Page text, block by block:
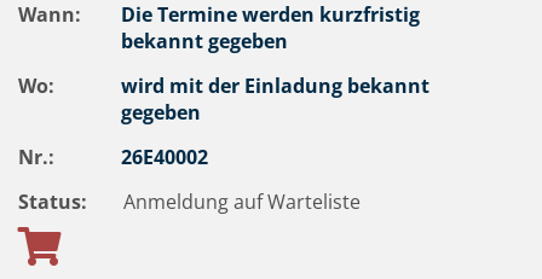
Wann:
Die Termine werden kurzfristig
bekannt gegeben
Wo:
wird mit der Einladung bekannt
gegeben
Nr.:
26E40002
Status:
Anmeldung auf Warteliste